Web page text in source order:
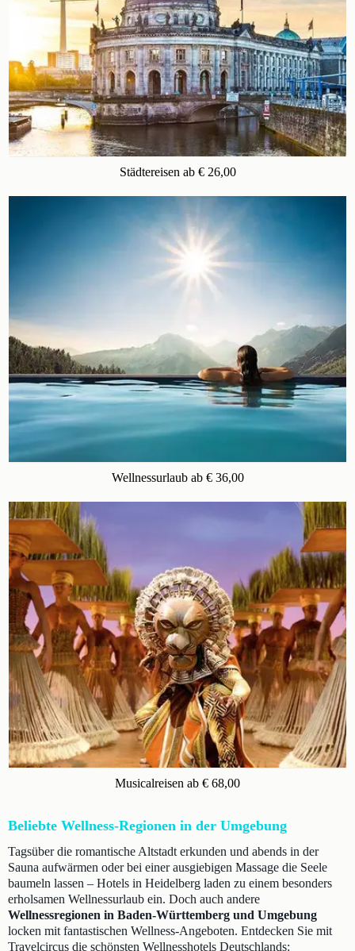
Städtereisen ab € 26,00
Wellnessurlaub ab € 36,00
Musicalreisen ab € 68,00
Beliebte Wellness-Regionen in der Umgebung
Tagsüber die romantische Altstadt erkunden und abends in der
Sauna aufwärmen oder bei einer ausgiebigen Massage die Seele
baumeln lassen – Hotels in Heidelberg laden zu einem besonders
erholsamen Wellnessurlaub ein. Doch auch andere
Wellnessregionen in Baden-Württemberg und Umgebung
locken mit fantastischen Wellness-Angeboten. Entdecken Sie mit
Travelcircus die schönsten Wellnesshotels Deutschlands: